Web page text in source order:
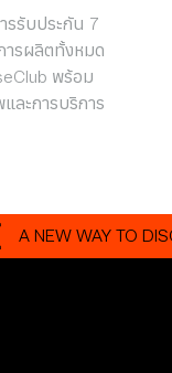
รรับประกัน 7
ารผลิตทั้งหมด
พร้อม
ะการบริการ
WAY TO